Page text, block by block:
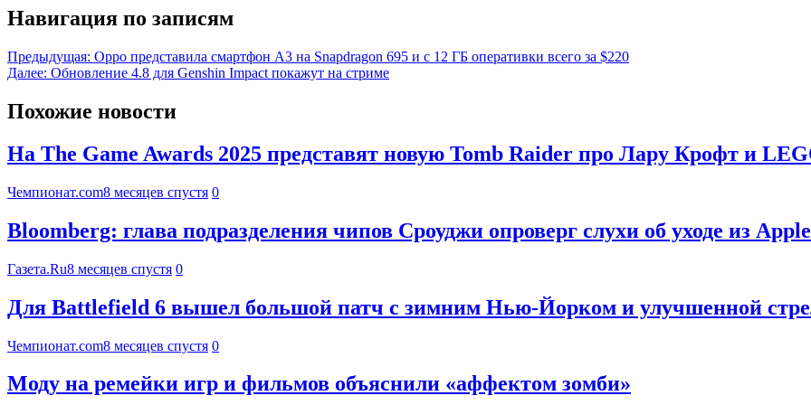
Навигация по записям
Предыдущая: Oppo представила смартфон A3 на Snapdragon 695 и с 12 ГБ оперативки всего за $220
Далее: Обновление 4.8 для Genshin Impact покажут на стриме
Похожие новости
На The Game Awards 2025 представят новую Tomb Raider про Лару Крофт и
Чемпионат.com8 месяцев спустя 0
Bloomberg: глава подразделения чипов Сроуджи опроверг слухи об уходе из Apple
Газета.Ru8 месяцев спустя 0
Для Battlefield 6 вышел большой патч с зимним Нью-Йорком и улучшенной
Чемпионат.com8 месяцев спустя 0
Моду на ремейки игр и фильмов объяснили «аффектом зомби»